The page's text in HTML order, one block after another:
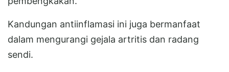
Kandungan antiinflamasi ini juga bermanfaat
dalam mengurangi gejala artritis dan radang
sendi.